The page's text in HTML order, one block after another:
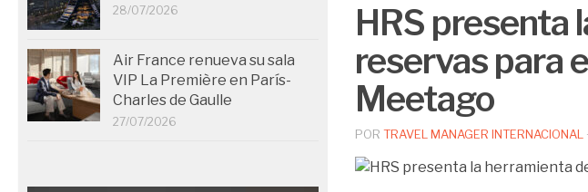
HRS presenta
reservas para
Meetago
POR TRAVEL MANAGER INTERNACIONAL
28/07/2026
Air France renueva su sala
VIP La Première en París-
Charles de Gaulle
27/07/2026